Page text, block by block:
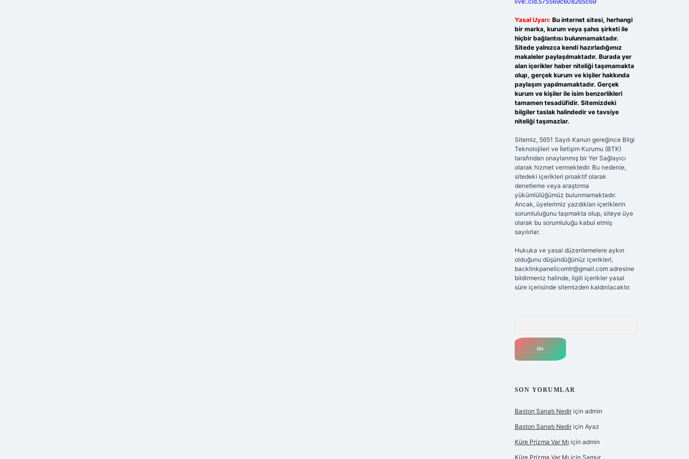
Yasal Uyarı: Bu internet sitesi, herhangi
bir marka, kurum veya şahıs şirketi ile
hiçbir bağlantısı bulunmamaktadır.
Sitede yalnızca kendi hazırladığımız
makaleler paylaşılmaktadır. Burada yer
alan içerikler haber niteliği taşımamakta
olup, gerçek kurum ve kişiler hakkında
paylaşım yapılmamaktadır. Gerçek
kurum ve kişiler ile isim benzerlikleri
tamamen tesadüfidir. Sitemizdeki
bilgiler taslak halindedir ve tavsiye
niteliği taşımazlar.
Sitemiz, 5651 Sayılı Kanun gereğince Bilgi
Teknolojileri ve İletişim Kurumu (BTK)
tarafından onaylanmış bir Yer Sağlayıcı
olarak hizmet vermektedir. Bu nedenle,
sitedeki içerikleri proaktif olarak
denetleme veya araştırma
yükümlülüğümüz bulunmamaktadır.
Ancak, üyelerimiz yazdıkları içeriklerin
sorumluluğunu taşımakta olup, siteye üye
olarak bu sorumluluğu kabul etmiş
sayılırlar.
Hukuka ve yasal düzenlemelere aykırı
olduğunu düşündüğünüz içerikleri,
backlinkpanelicomtr@gmail.comadresine
bildirmeniz halinde, ilgili içerikler yasal
süre içerisinde sitemizden kaldırılacaktır.
SON YORUMLAR
Baston Sanatı Nediriçin admin
Baston Sanatı Nediriçin Ayaz
Küre Prizma Var Mı için admin
Küre Prizma Var Mı için Samur